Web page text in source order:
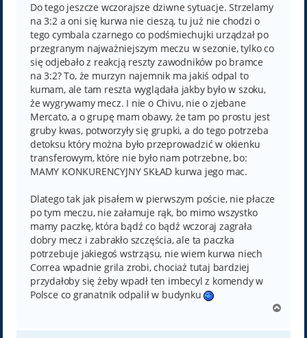
Do tego jeszcze wczorajsze dziwne sytuacje. Strzelamy
na 3:2 a oni się kurwa nie cieszą, tu już nie chodzi o
tego cymbala czarnego co podśmiechujki urządzał po
przegranym najważniejszym meczu w sezonie, tylko co
się odjebało z reakcją reszty zawodników po bramce
na 3:2? To, że murzyn najemnik ma jakiś odpal to
kumam, ale tam reszta wyglądała jakby było w szoku,
że wygrywamy mecz. I nie o Chivu, nie o zjebane
Mercato, a o grupę mam obawy, że tam po prostu jest
gruby kwas, potworzyły się grupki, a do tego potrzeba
detoksu który można było przeprowadzić w okienku
transferowym, które nie było nam potrzebne, bo:
MAMY KONKURENCYJNY SKŁAD kurwa jego mac.
Dlatego tak jak pisałem w pierwszym poście, nie płacze
po tym meczu, nie załamuje rąk, bo mimo wszystko
mamy paczkę, która bądź co bądź wczoraj zagrała
dobry mecz i zabrakło szczęścia, ale ta paczka
potrzebuje jakiegoś wstrząsu, nie wiem kurwa niech
Correa wpadnie grila zrobi, chociaż tutaj bardziej
przydałoby się żeby wpadł ten imbecyl z komendy w
Polsce co granatnik odpalił w budynku
g